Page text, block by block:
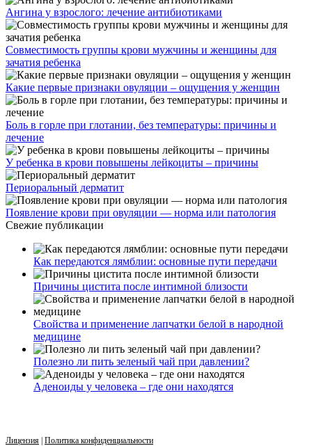
Ангина у взрослого: лечение антибиотиками
Совместимость группы крови мужчины и женщины для
зачатия ребенка
Какие первые признаки овуляции – ощущения у женщин
Боль в горле при глотании, без температуры: причины и
лечение
У ребенка в крови повышены лейкоциты – причины
Периоральный дерматит
Появление крови при овуляции — норма или патология
Свежие публикации
Как передаются лямблии: основные пути передачи
Причины цистита после интимной близости
Свойства и применение лапчатки белой в народной
медицине
Полезно ли пить зеленый чай при давлении?
Аденоиды у человека – где они находятся
Лицензия | Политика конфиденциальности